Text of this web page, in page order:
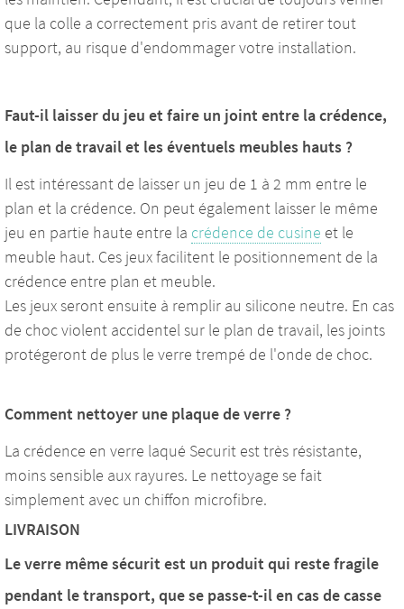
que la colle a correctement pris avant de retirer tout
support, au risque d'endommager votre installation.
Faut-il laisser du jeu et faire un joint entre la crédence,
le plan de travail et les éventuels meubles hauts ?
Il est intéressant de laisser un jeu de 1 à 2 mm entre le
plan et la crédence. On peut également laisser le même
jeu en partie haute entre la crédence de cusine et le
meuble haut. Ces jeux facilitent le positionnement de la
crédence entre plan et meuble.
Les jeux seront ensuite à remplir au silicone neutre. En cas
de choc violent accidentel sur le plan de travail, les joints
protégeront de plus le verre trempé de l'onde de choc.
Comment nettoyer une plaque de verre ?
La crédence en verre laqué Securit est très résistante,
moins sensible aux rayures. Le nettoyage se fait
simplement avec un chiffon microfibre.
LIVRAISON
Le verre même sécurit est un produit qui reste fragile
pendant le transport, que se passe-t-il en cas de casse